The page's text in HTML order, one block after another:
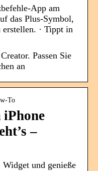
App am
das Plus-Symbol,
· Tippt in
Passen Sie
an
To
–
und genieße